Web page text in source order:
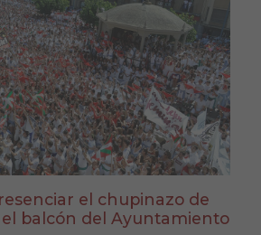
el chupinazo de
el balcón del Ayuntamiento